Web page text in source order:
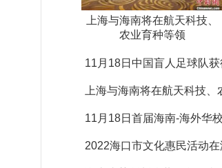
上海与海南将在航天科技、
农业育种等领
11月18日中国盲人足球队
上海与海南将在航天科技
11月18日首届海南-海外华
2022海口市文化惠民活动